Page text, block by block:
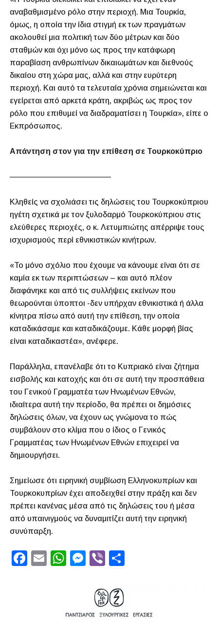
αναβαθμισμένο ρόλο στην περιοχή. Μια Τουρκία,
όμως, η οποία την ίδια στιγμή εκ των πραγμάτων
ακολουθεί μια πολιτική των δύο μέτρων και δύο
σταθμών και όχι μόνο ως προς την κατάφωρη
παραβίαση ανθρωπίνων δικαιωμάτων και διεθνούς
δικαίου στη χώρα μας, αλλά και στην ευρύτερη
περιοχή. Και αυτό τα τελευταία χρόνια σημειώνεται και
εγείρεται από αρκετά κράτη, ακριβώς ως προς τον
ρόλο που επιθυμεί να διαδραματίσει η Τουρκία», είπε ο
Εκπρόσωπος.
Απάντηση στον για την επίθεση σε Τουρκοκύπριο
—————————————
Κληθείς να σχολιάσει τις δηλώσεις του Τουρκοκύπριου
ηγέτη σχετικά με τον ξυλοδαρμό Τουρκοκύπριου στις
ελεύθερες περιοχές, ο κ. Λετυμπιώτης απέρριψε τους
ισχυρισμούς περί εθνικιστικών κινήτρων.
«Το μόνο σχόλιο που έχουμε να κάνουμε είναι ότι σε
καμία εκ των περιπτώσεων – και αυτό πλέον
διαφάνηκε και από τις συλλήψεις εκείνων που
θεωρούνται ύποπτοι -δεν υπήρχαν εθνικιστικά ή άλλα
κίνητρα πίσω από αυτή την επίθεση, την οποία
καταδικάσαμε και καταδικάζουμε. Κάθε μορφή βίας
είναι καταδικαστέα», ανέφερε.
Παράλληλα, επανέλαβε ότι το Κυπριακό είναι ζήτημα
εισβολής και κατοχής και ότι σε αυτή την προσπάθεια
του Γενικού Γραμματέα των Ηνωμένων Εθνών,
ιδιαίτερα αυτή την περίοδο, θα πρέπει οι δημόσιες
δηλώσεις όλων, να έχουν ως γνώμονα το πώς
συμβάλουν στο κλίμα που ο ίδιος ο Γενικός
Γραμματέας των Ηνωμένων Εθνών επιχειρεί να
δημιουργήσει.
Σημείωσε ότι ειρηνική συμβίωση Ελληνοκυπρίων και
Τουρκοκυπρίων έχει αποδειχθεί στην πράξη και δεν
πρέπει κανένας μέσα από τις δηλώσεις του ή μέσα
από υπαινιγμούς να δυναμιτίζει αυτή την ειρηνική
συνύπαρξη.
F
E
W
A
M
e
Vi
er